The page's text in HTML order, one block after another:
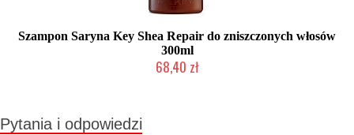
Szampon Saryna Key Shea Repair do zniszczonych włosów
300ml
68,40 zł
Pytania i odpowiedzi